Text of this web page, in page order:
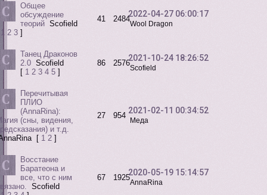
Общее
обсуждение
теорий Scofield
1 2 3 ]
41 2484
2022-04-27 06:00:17
Wool Dragon
Танец Драконов
2.0 Scofield
[ 1 2 3 4 5 ]
86 2576
2021-10-24 18:26:52
Scofield
Перечитывая
ПЛИО
(AnnaRina):
(сны, видения,
и т.д.
[ 1 2 ]
27 954
2021-02-11 00:34:52
Меда
Восстание
Баратеона и
все, что с ним
Scofield
67 1925
2020-05-19 15:14:57
AnnaRina